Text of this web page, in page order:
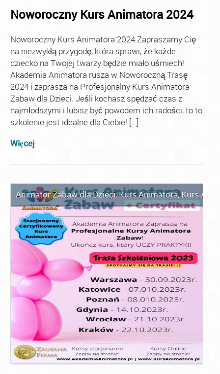
Noworoczny Kurs Animatora 2024
Noworoczny Kurs Animatora 2024 Zapraszamy Cię
na niezwykłą przygodę, która sprawi, że każde
dziecko na Twojej twarzy będzie miało uśmiech!
Akademia Animatora rusza w Noworoczną Trasę
2024 i zaprasza na Profesjonalny Kurs Animatora
Zabaw dla Dzieci. Jeśli kochasz spędzać czas z
najmłodszymi i lubisz być powodem ich radości, to to
szkolenie jest idealne dla Ciebie! […]
Więcej
Animator Zabaw dla Dzieci,Kurs Animatora,Kurs